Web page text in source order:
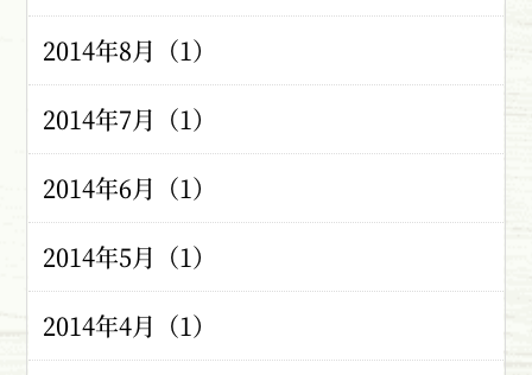
2014年8月（1）
2014年7月（1）
2014年6月（1）
2014年5月（1）
2014年4月（1）